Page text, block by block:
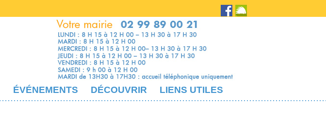
ÉVÉNEMENTS DÉCOUVRIR LIENS UTILES